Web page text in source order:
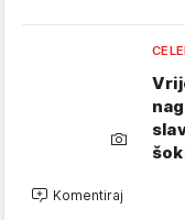
Komentiraj